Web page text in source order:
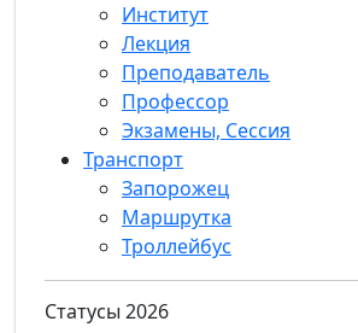
Институт
Лекция
Преподаватель
Профессор
Экзамены, Сессия
Транспорт
Запорожец
Маршрутка
Троллейбус
Статуcы 2026